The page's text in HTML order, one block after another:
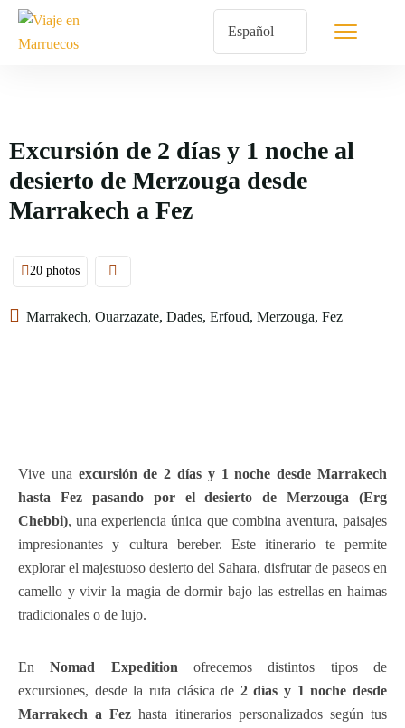
Excursión de 2 días y 1 noche al
desierto de Merzouga desde
Marrakech a Fez
20 photos
Marrakech, Ouarzazate, Dades, Erfoud, Merzouga, Fez
Vive una excursión de 2 días y 1 noche desde Marrakech
hasta Fez pasando por el desierto de Merzouga (Erg
Chebbi), una experiencia única que combina aventura, paisajes
impresionantes y cultura bereber. Este itinerario te permite
explorar el majestuoso desierto del Sahara, disfrutar de paseos en
camello y vivir la magia de dormir bajo las estrellas en haimas
tradicionales o de lujo.
EnNomad Expedition ofrecemos distintos tipos de
excursiones, desde la ruta clásica de 2 días y 1 noche desde
Marrakech a Fez hasta itinerarios personalizados según tus